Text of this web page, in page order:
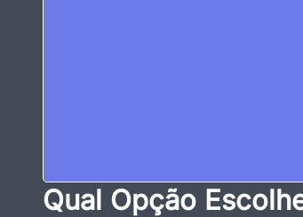
Qual Opção